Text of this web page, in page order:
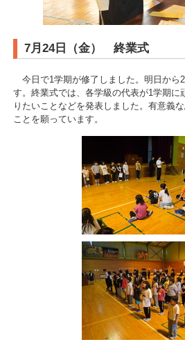
7月24日（金） 終業式
今日で1学期が修了しました。明日から
す。終業式では、各学級の代表が1学期に
りたいことなどを発表しました。有意義
ことを願っています。